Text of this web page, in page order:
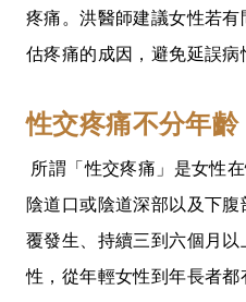
疼痛。洪醫師建議女性若
估疼痛的成因，避免延誤病
性交疼痛不分年
所謂「性交疼痛」是女性
陰道口或陰道深部以及下
覆發生、持續三到六個月
性，從年輕女性到年長者都